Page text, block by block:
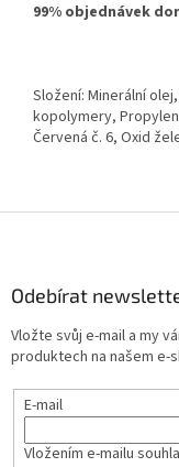
99% objednávek
Složení: Minerální
kopolymery,
Červená č. 6, Oxid
Odebírat
Vložte svůj e-mail a my
produktech na našem e-
E-mail
Vložením e-mailu